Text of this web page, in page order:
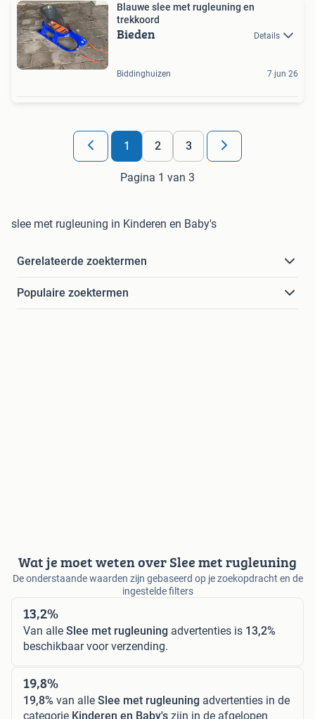
Blauwe slee met rugleuning en
trekkoord
Bieden Details
Biddinghuizen 7 jun 26
1 2 3
Pagina 1 van 3
slee met rugleuning in Kinderen en Baby's
Gerelateerde zoektermen
Populaire zoektermen
Wat je moet weten over Slee met rugleuning
De onderstaande waarden zijn gebaseerd op je zoekopdracht en de
ingestelde filters
13,2%
Van alle Slee met rugleuning advertenties is 13,2%
beschikbaar voor verzending.
19,8%
19,8% van alle Slee met rugleuning advertenties in de
categorie Kinderen en Baby's zijn in de afgelopen